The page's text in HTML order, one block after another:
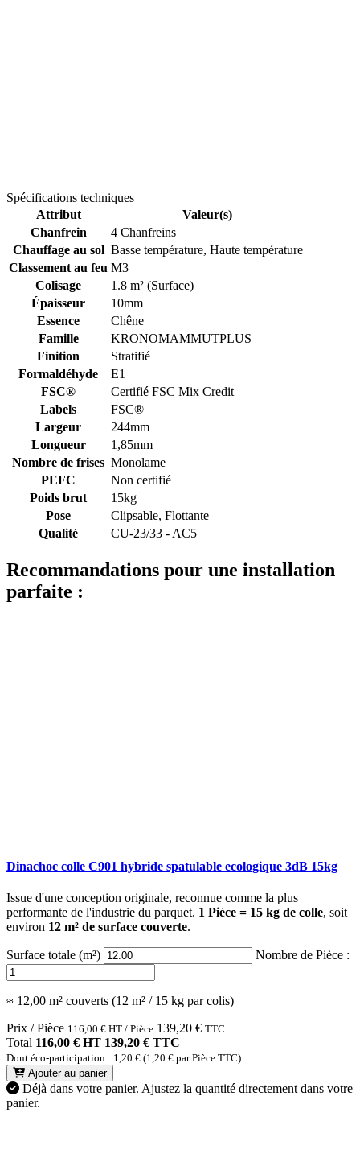
Spécifications techniques
Attribut
Valeur(s)
Chanfrein
4 Chanfreins
Chauffage au sol Basse température, Haute température
Classement au feu M3
Colisage
1.8 m² (Surface)
Épaisseur
10mm
Essence
Chêne
Famille
KRONOMAMMUTPLUS
Finition
Stratifié
Formaldéhyde
E1
FSC®
Certifié FSC Mix Credit
Labels
FSC®
Largeur
244mm
Longueur
1,85mm
Nombre de frises Monolame
PEFC
Non certifié
Poids brut
15kg
Pose
Clipsable, Flottante
Qualité
CU-23/33 - AC5
Recommandations pour une installation
parfaite :
Dinachoc colle C901 hybride spatulable ecologique 3dB 15kg
Issue d'une conception originale, reconnue comme la plus
performante de l'industrie du parquet. 1 Pièce = 15 kg de colle, soit
environ 12 m² de surface couverte.
Surface totale (m²) Nombre de Pièce :
≈ 12,00 m² couverts (12 m² / 15 kg par colis)
Prix / Pièce 116,00 € HT / Pièce 139,20 € TTC
Total 116,00 € HT 139,20 € TTC
Dont éco-participation : 1,20 € (1,20 € par Pièce TTC)
Ajouter au panier
Déjà dans votre panier. Ajustez la quantité directement dans votre
panier.